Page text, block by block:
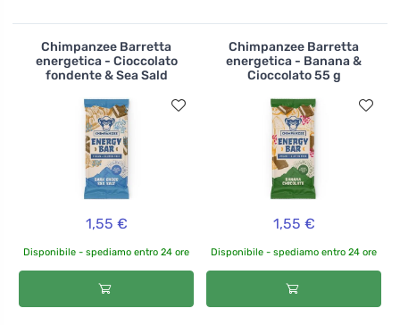
Chimpanzee Barretta
energetica - Cioccolato
fondente & Sea Sald
1,55 €
Disponibile - spediamo entro 24 ore
Chimpanzee Barretta
energetica - Banana &
Cioccolato 55 g
1,55 €
Disponibile - spediamo entro 24 ore